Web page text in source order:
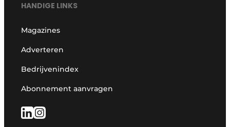
HANDIGE LINKS
Magazines
Adverteren
Bedrijvenindex
Abonnement aanvragen